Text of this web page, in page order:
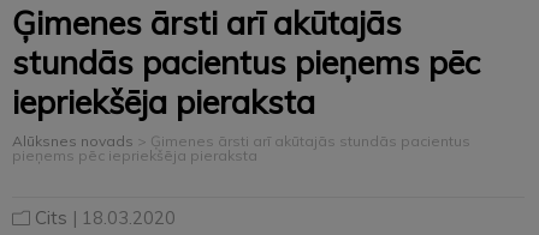
Ģimenes ārsti arī akūtajās
stundās pacientus pieņems pēc
iepriekšēja pieraksta
Alūksnes novads > Ģimenes ārsti arī akūtajās stundās pacientus
pieņems pēc iepriekšēja pieraksta
Cits | 18.03.2020